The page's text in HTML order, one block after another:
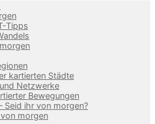
Tipps
kartierten Städte
Netzwerke
Bewegungen
Seid ihr von morgen?
morgen